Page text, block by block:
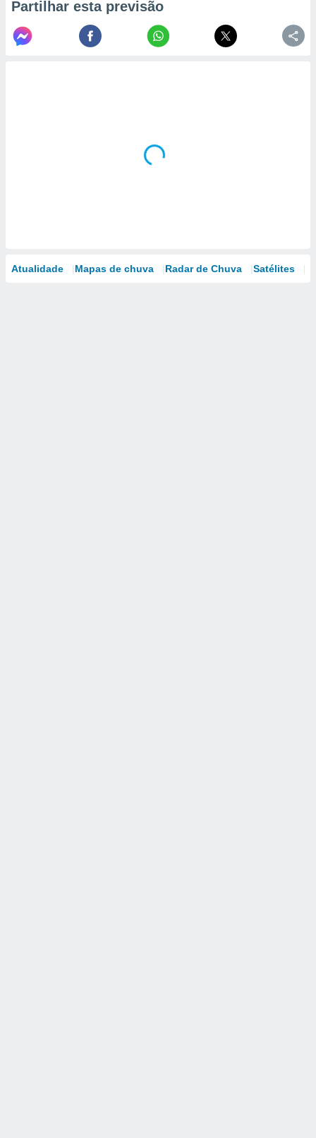
Partilhar esta previsão
Atualidade Mapas de chuva Radar de Chuva Satélites